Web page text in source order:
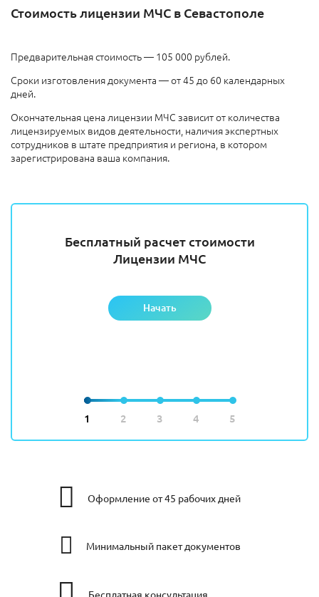
Стоимость лицензии МЧС в Севастополе
Предварительная стоимость — 105 000 рублей.
Сроки изготовления документа — от 45 до 60 календарных
дней.
Окончательная цена лицензии МЧС зависит от количества
лицензируемых видов деятельности, наличия экспертных
сотрудников в штате предприятия и региона, в котором
зарегистрирована ваша компания.
1 2 3 4 5
Бесплатный расчет стоимости
Лицензии МЧС
Начать
Оформление от 45 рабочих дней
Минимальный пакет документов
Бесплатная консультация